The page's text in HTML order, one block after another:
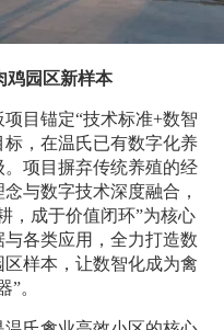
鸡园区新样本
目锚定“技术标准+数智
，在温氏已有数字化养
项目摒弃传统养殖的经
与数字技术深度融合，
，成于价值闭环”为核心
各类应用，全力打造数
样本，让数智化成为禽
。